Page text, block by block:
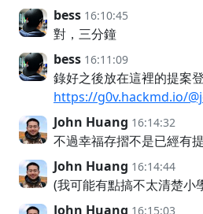
bess 16:10:45
對，三分鐘
bess 16:11:09
錄好之後放在這裡的提案
https://g0v.hackmd.io/
John Huang 16:14:32
不過幸福存摺不是已經有
John Huang 16:14:44
(我可能有點搞不太清楚小
John Huang 16:15:03